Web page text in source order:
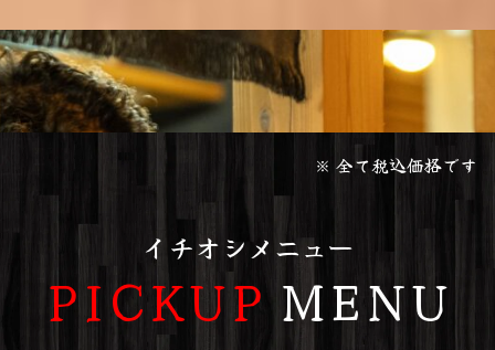
※ 全て税込価格です
イチオシメニュー
PICKUPMENU